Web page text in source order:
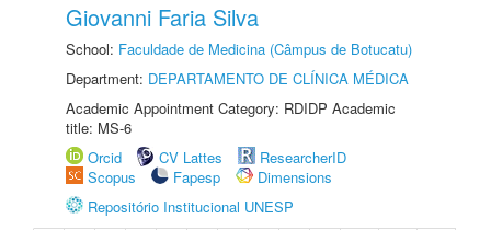
Giovanni Faria Silva
School: Faculdade de Medicina (Câmpus de Botucatu)
Department: DEPARTAMENTO DE CLÍNICA MÉDICA
Academic Appointment Category: RDIDP Academic
title: MS-6
Orcid
CV Lattes
ResearcherID
Scopus
Fapesp
Dimensions
Repositório Institucional UNESP